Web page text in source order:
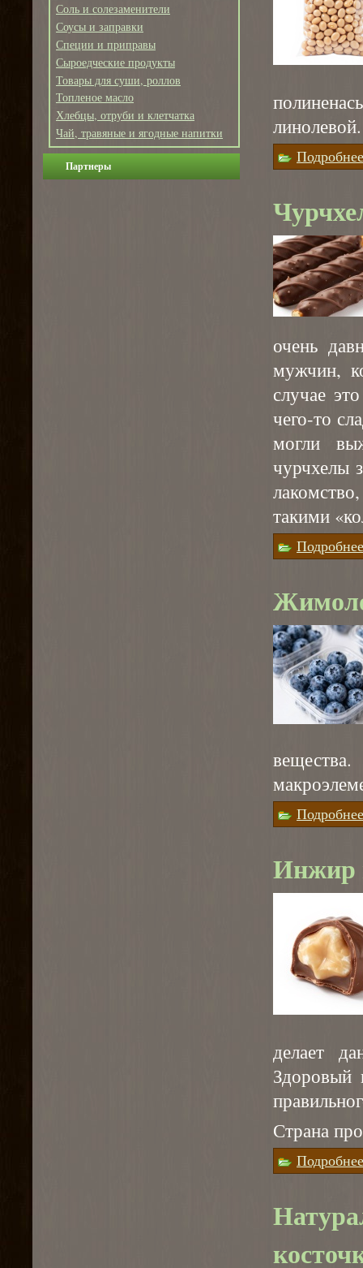
Соль и солезаменители
Соусы и заправки
Специи и приправы
Сыроедческие продукты
Товары для суши, роллов
Топленое масло
Хлебцы, отруби и клетчатка
Чай, травяные и ягодные напитки
Партнеры
линолевой.
Подробнее
очень
мужчин,
случае
чего-то
могли
чурчхелы
такими
Подробнее
Подробнее
Инжир
делает
Здоровый
Страна
Подробнее